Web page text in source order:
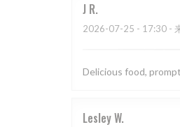
J R
2026-07-25 - 17:30 -
Delicious food,
LesleyW